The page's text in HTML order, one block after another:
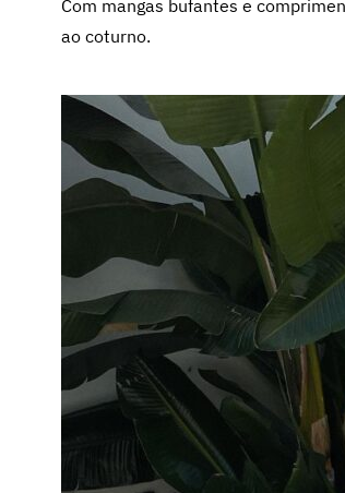
Com mangas bufantes e
ao coturno.